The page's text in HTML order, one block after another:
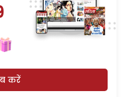
करें